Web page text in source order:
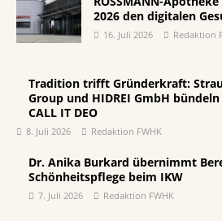
2026 den digitalen
16. Juli 2026 Redaktion
Tradition trifft Gründerkraft:
Group und HIDREI GmbH
CALL IT DEO
8. Juli 2026 Redaktion FWHK
Dr. Anika Burkard übernimmt
Schönheitspflege beim IKW
7. Juli 2026 Redaktion FWHK